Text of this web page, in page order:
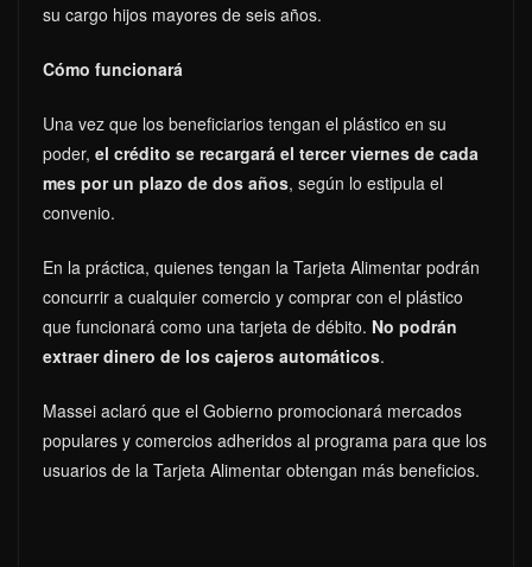
su cargo hijos mayores de seis años.
Cómo funcionará
Una vez que los beneficiarios tengan el plástico en su
poder, el crédito se recargará el tercer viernes de cada
mes por un plazo de dos años, según lo estipula el
convenio.
En la práctica, quienes tengan la Tarjeta Alimentar podrán
concurrir a cualquier comercio y comprar con el plástico
que funcionará como una tarjeta de débito. No podrán
extraer dinero de los cajeros automáticos.
Massei aclaró que el Gobierno promocionará mercados
populares y comercios adheridos al programa para que los
usuarios de la Tarjeta Alimentar obtengan más beneficios.